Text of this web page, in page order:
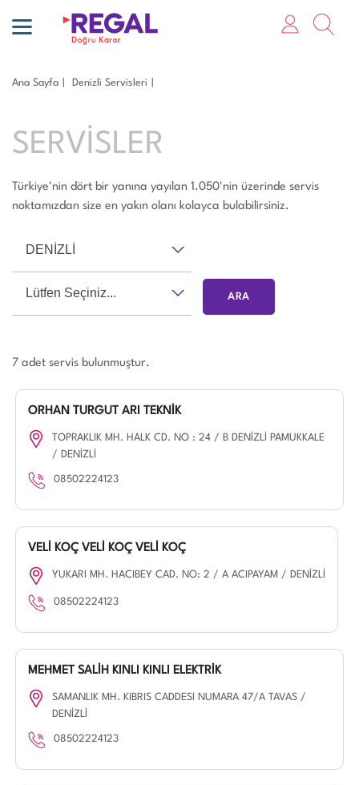
Ana Sayfa Deni̇zli̇ Servisleri
SERVİSLER
Türkiye'nin dört bir yanına yayılan 1.050'nin üzerinde servis
noktamızdan size en yakın olanı kolayca bulabilirsiniz.
DENİZLİ
Lütfen Seçiniz...
7 adet servis bulunmuştur.
ORHAN TURGUT ARI TEKNİK
TOPRAKLIK MH. HALK CD. NO : 24 / B DENİZLİ PAMUKKALE
/ DENİZLİ
08502224123
VELİ KOÇ VELİ KOÇ VELİ KOÇ
YUKARI MH. HACIBEY CAD. NO: 2 / A ACIPAYAM / DENİZLİ
08502224123
MEHMET SALİH KINLI KINLI ELEKTRİK
SAMANLIK MH. KIBRIS CADDESI NUMARA 47/A TAVAS /
DENİZLİ
08502224123